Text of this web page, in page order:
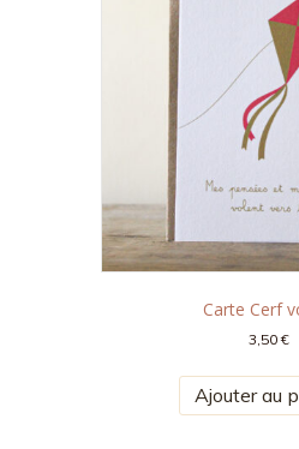
Carte Cerf
3,50€
Ajouter au